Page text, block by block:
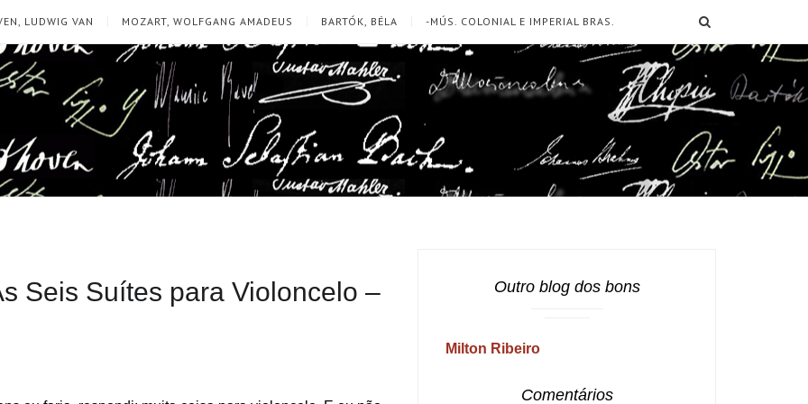
LUDWIG VAN MOZART, WOLFGANG AMADEUS BARTÓK, BÉLA -MÚS. COLONIAL E IMPERIAL BRAS.
Seis Suítes para Violoncelo –
Outro blog dos bons
Milton Ribeiro
Comentários